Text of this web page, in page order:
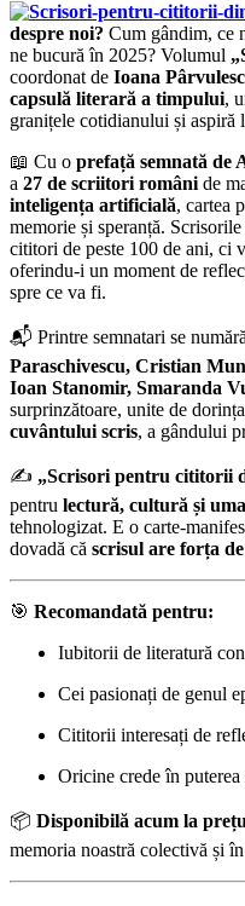
despre noi? Cum gândim, ce
ne bucură în 2025? Volumul
coordonat de Ioana
capsulă literară a timpului,
granițele cotidianului și aspiră
📖 Cu o prefață semnată de
a 27 de scriitori români de
inteligența artificială, cartea
memorie și speranță.
cititori de peste 100 de ani, ci
oferindu-i un moment de
spre ce va fi.
📬 Printre semnatari se numără
Paraschivescu, Cristian
Ioan Stanomir, Smaranda
surprinzătoare, unite de
cuvântului scris, a gândului
✍️ „Scrisori pentru cititorii
pentru lectură, cultură și
tehnologizat. E o carte-
dovadă că scrisul are forța
🎯 Recomandată pentru:
Iubitorii de literatură
Cei pasionați de genul
Cititorii interesați de
Oricine crede în
📦 Disponibilă acum la
memoria noastră colectivă și